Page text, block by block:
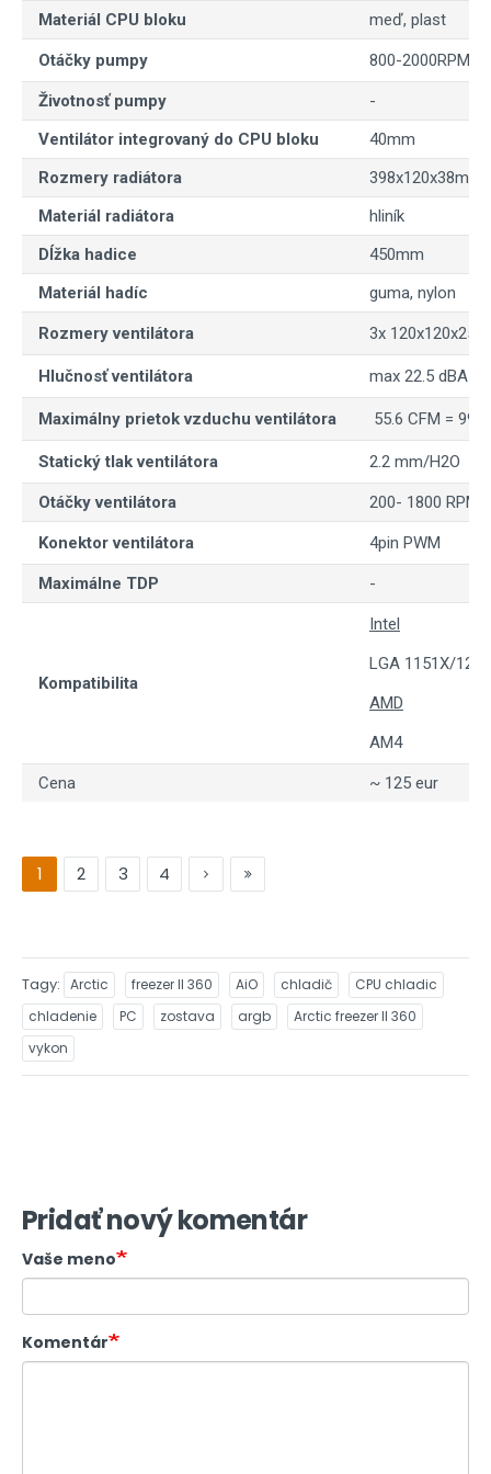
Materiál CPU bloku meď, plast
Otáčky pumpy 800-2000RPM
Životnosť pumpy
-
Ventilátor integrovaný do CPU bloku
40mm
Rozmery radiátora
398x120x38mm
Materiál radiátora
hliník
Dĺžka hadice
450mm
Materiál hadíc
guma, nylon
Rozmery ventilátora 3x
Hlučnosť ventilátora max 22.5 dBA
Maximálny prietok vzduchu ventilátora 55.6 CFM =
Statický tlak ventilátora 2.2 mm/H2O
Otáčky ventilátora 200- 1800 RPM
Konektor ventilátora 4pin PWM
Maximálne TDP -
Kompatibilita
Intel
LGA 1151X/
AMD
AM4
Cena ~ 125 eur
1 2 3 4
Tagy Arctic freezer II 360 AiO chladič
CPU chladic
chladenie
PC zostava argb
Arctic freezer II 360
vykon
Pridať nový komentár
Vaše meno
Komentár